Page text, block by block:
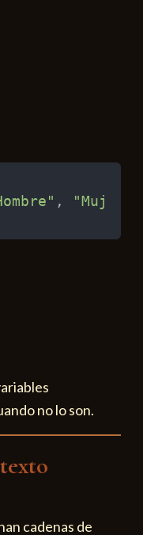
, "Mujer"
no lo son.
cadenas de